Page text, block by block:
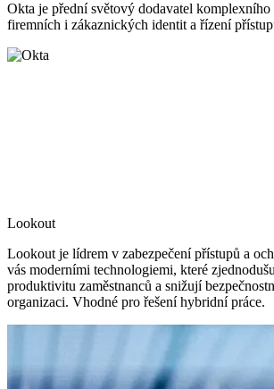
Okta je přední světový dodavatel komplexního
firemních i zákaznických identit a řízení
Lookout
Lookout je lídrem v zabezpečení přístupů a
vás moderními technologiemi, které
produktivitu zaměstnanců a snižují
organizaci. Vhodné pro řešení hybridní práce.